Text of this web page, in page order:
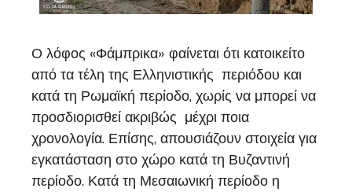
Ο λόφος «Φάμπρικα» φαίνεται ότι κατοικείτο
από τα τέλη της Ελληνιστικής περιόδου και
κατά τη Ρωμαϊκή περίοδο, χωρίς να μπορεί να
προσδιορισθεί ακριβώς μέχρι ποια
χρονολογία. Επίσης, απουσιάζουν στοιχεία για
εγκατάσταση στο χώρο κατά τη Βυζαντινή
περίοδο. Κατά τη Μεσαιωνική περίοδο η